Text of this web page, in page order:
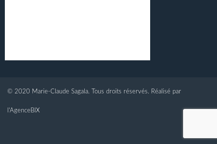
© 2020 Marie-Claude Sagala. Tous droits réservés. Réalisé par
l'AgenceBIX